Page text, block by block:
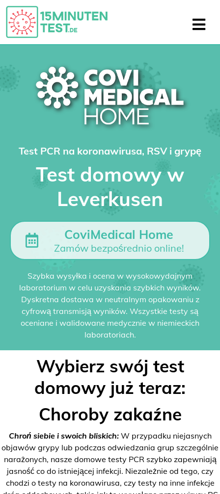
Test PCR na koronawirusa, RSV i grypę
Test domowy w
Leverkusen
CoviMedical Home
Zamów bezpośrednio online!
Szybka wysyłka i ocena w wysokowydajnym
laboratorium w celu uzyskania szybkich wyników.
Dyskretna dostawa w neutralnym opakowaniu z
cyfrową transmisją wyników. Wszystkie testy są
oceniane i walidowane medycznie w niemieckich
laboratoriach.
Wybierz swój test
domowy już teraz:
Choroby zakaźne
Chroń siebie i swoich bliskich:W przypadku niejasnych
objawów grypy lub podczas odwiedzania grup szczególnie
narażonych, nasze domowe testy PCR szybko zapewniają
jasność co do istniejącej infekcji. Niezależnie od tego, czy
chodzi o testy na koronawirusa, czy testy na inne infekcje